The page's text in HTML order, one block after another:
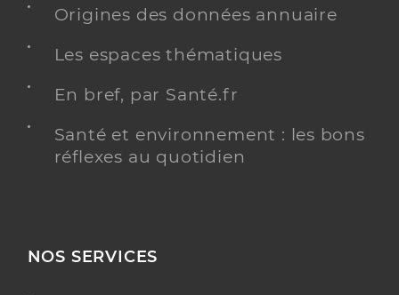
Origines des données annuaire
Les espaces thématiques
En bref, par Santé.fr
Santé et environnement : les bons
réflexes au quotidien
NOS SERVICES